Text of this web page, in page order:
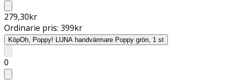
279,30kr
Ordinarie pris: 399kr
KöpOh, Poppy! LUNA handvärmare Poppy grön, 1 st
0